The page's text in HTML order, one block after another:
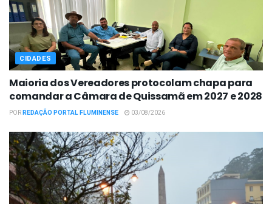
CIDADES
Maioria dos Vereadores protocolam chapa para
comandar a Câmara de Quissamã em 2027 e 2028
PORREDAÇÃO PORTAL FLUMINENSE 03/08/2026